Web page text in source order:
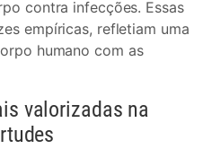
contra infecções. Essas
empíricas, refletiam uma
humano com as
valorizadas na